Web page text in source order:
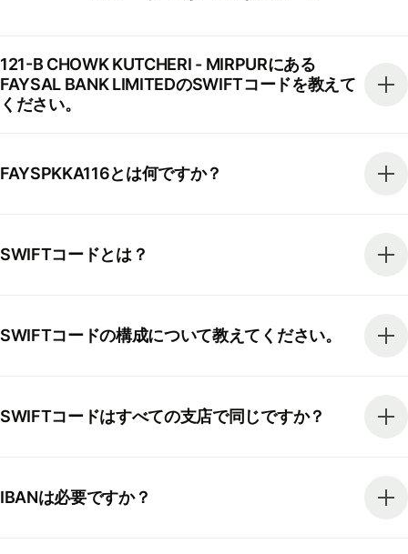
121-B CHOWK KUTCHERI - MIRPURにある
FAYSAL BANK LIMITEDのSWIFTコードを教えて
ください。
FAYSPKKA116とは何ですか？
SWIFTコードとは？
SWIFTコードの構成について教えてください。
SWIFTコードはすべての支店で同じですか？
IBANは必要ですか？